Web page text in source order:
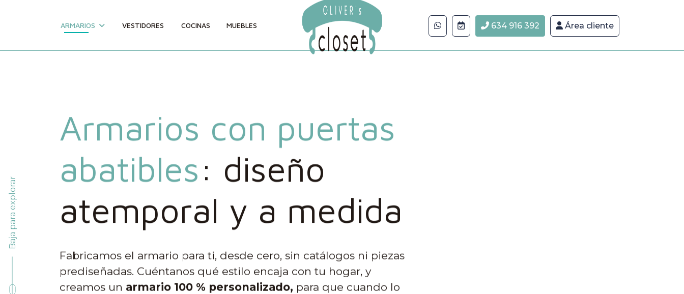
ARMARIOS VESTIDORES COCINAS MUEBLES 634 916 392 Área cliente
Armarios con puertas
abatibles: diseño
atemporal y a medida
Fabricamos el armario para ti, desde cero, sin catálogos ni piezas
prediseñadas. Cuéntanos qué estilo encaja con tu hogar, y
creamos un armario 100 % personalizado, para que cuando lo
Baja para explorar